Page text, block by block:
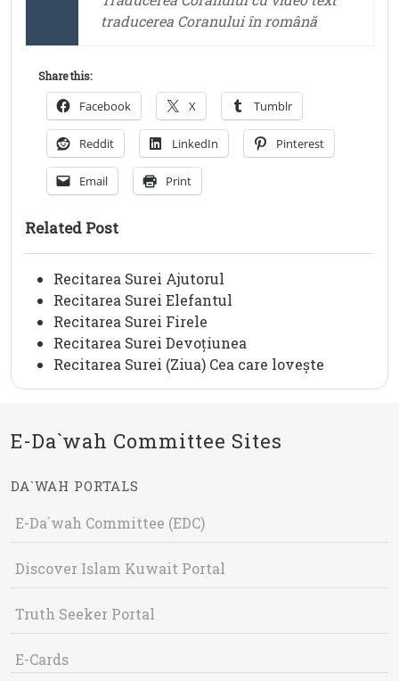
traducerea Coranului în română
Share this:
Facebook X Tumblr
Reddit LinkedIn Pinterest
Email Print
Related Post
Recitarea Surei Ajutorul
Recitarea Surei Elefantul
Recitarea Surei Firele
Recitarea Surei Devoțiunea
Recitarea Surei (Ziua) Cea care lovește
E-Da`wah Committee Sites
DA`WAH PORTALS
E-Da`wah Committee (EDC)
Discover Islam Kuwait Portal
Truth Seeker Portal
E-Cards